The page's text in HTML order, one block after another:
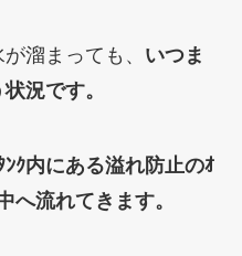
溜まっても、 いつま
況です。
ﾝｸ内にある溢れ防止のｵ
へ流れてきます。